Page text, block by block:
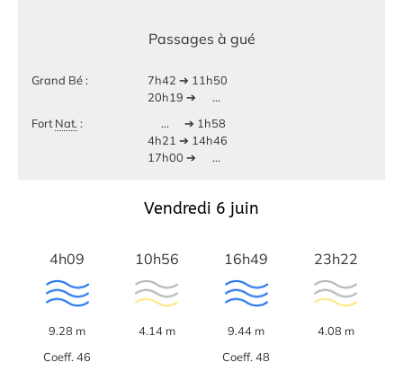
Passages à gué
Grand Bé :
7h42 ➔ 11h50
20h19 ➔
...
Fort Nat. : ...
➔ 1h58
4h21 ➔ 14h46
17h00 ➔
...
Vendredi 6 juin
4h09
9.28 m
Coeff. 46
10h56
4.14 m
16h49
9.44 m
Coeff. 48
23h22
4.08 m